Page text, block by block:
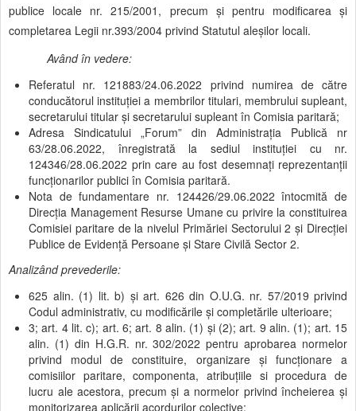
publice locale nr. 215/2001, precum şi pentru modificarea şi
completarea Legii nr.393/2004 privind Statutul aleşilor locali.
Având în vedere:
Referatul nr. 121883/24.06.2022 privind numirea de către
conducătorul instituției a membrilor titulari, membrului supleant,
secretarului titular și secretarului supleant în Comisia paritară;
Adresa Sindicatului „Forum” din Administrația Publică nr
63/28.06.2022, înregistrată la sediul instituției cu nr.
124346/28.06.2022 prin care au fost desemnați reprezentanții
funcționarilor publici în Comisia paritară.
Nota de fundamentare nr. 124426/29.06.2022 întocmită de
Direcția Management Resurse Umane cu privire la constituirea
Comisiei paritare de la nivelul Primăriei Sectorului 2 și Direcției
Publice de Evidență Persoane și Stare Civilă Sector 2.
Analizând prevederile:
625 alin. (1) lit. b) și art. 626 din O.U.G. nr. 57/2019 privind
Codul administrativ, cu modificările și completările ulterioare;
3; art. 4 lit. c); art. 6; art. 8 alin. (1) și (2); art. 9 alin. (1); art. 15
alin. (1) din H.G.R. nr. 302/2022 pentru aprobarea normelor
privind modul de constituire, organizare și funcționare a
comisiilor paritare, componenta, atribuțiile si procedura de
lucru ale acestora, precum și a normelor privind încheierea și
monitorizarea aplicării acordurilor colective;